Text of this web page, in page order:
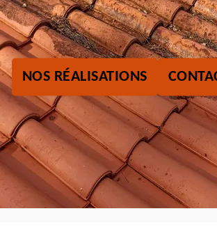
NOS RÉALISATIONS